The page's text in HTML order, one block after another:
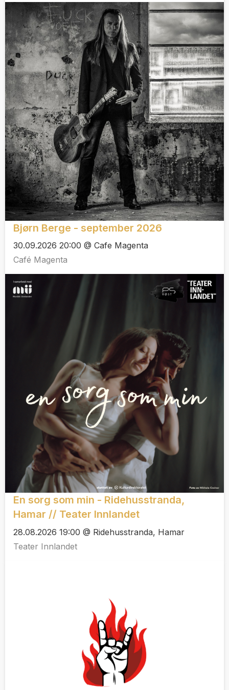
Bjørn Berge - september 2026
30.09.2026 20:00 @ Cafe Magenta
Café Magenta
En sorg som min - Ridehusstranda,
Hamar // Teater Innlandet
28.08.2026 19:00 @ Ridehusstranda, Hamar
Teater Innlandet